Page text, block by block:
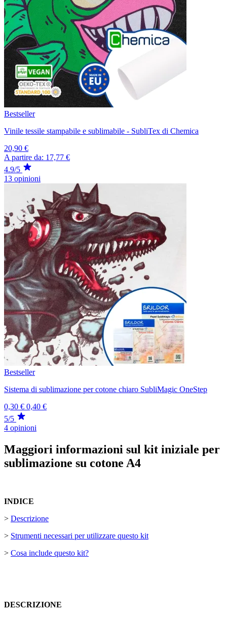
Bestseller
Vinile tessile stampabile e sublimabile - SubliTex di Chemica
20,90 €
A partire da: 17,77 €
4.9/5
13 opinioni
Bestseller
Sistema di sublimazione per cotone chiaro SubliMagic OneStep
0,30 € 0,40 €
5/5
4 opinioni
Maggiori informazioni sul kit iniziale per
sublimazione su cotone A4
INDICE
> Descrizione
> Strumenti necessari per utilizzare questo kit
> Cosa include questo kit?
DESCRIZIONE